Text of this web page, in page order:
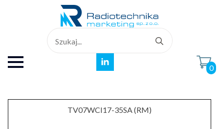
for:
0
TV07WCI17-35SA (RM)